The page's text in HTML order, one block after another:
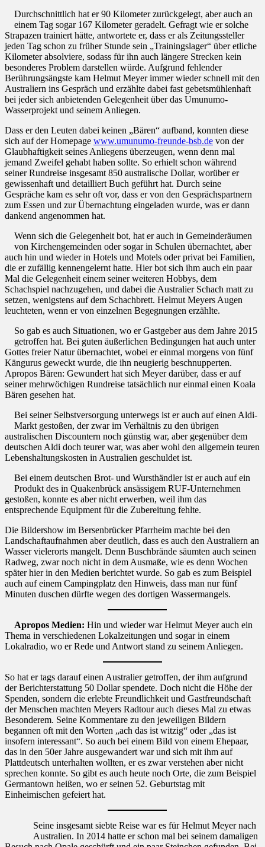
Durchschnittlich hat er 90 Kilometer zurückgelegt, aber auch an
einem Tag sogar 167 Kilometer geradelt. Gefragt wie er solche
Strapazen trainiert hätte, antwortete er, dass er als Zeitungssteller
jeden Tag schon zu früher Stunde sein „Trainingslager“ über etliche
Kilometer absolviere, sodass für ihn auch längere Strecken kein
besonderes Problem darstellen würde. Aufgrund fehlender
Berührungsängste kam Helmut Meyer immer wieder schnell mit den
Australiern ins Gespräch und erzählte dabei fast gebetsmühlenhaft
bei jeder sich anbietenden Gelegenheit über das Umunumo-
Wasserprojekt und seinem Anliegen.
Dass er den Leuten dabei keinen „Bären“ aufband, konnten diese
sich auf der Homepage www.umunumo-freunde-bsb.de von der
Glaubhaftigkeit seines Anliegens überzeugen, wenn denn mal
jemand Zweifel gehabt haben sollte. So erhielt schon während
seiner Rundreise insgesamt 850 australische Dollar, worüber er
gewissenhaft und detailliert Buch geführt hat. Durch seine
Gespräche kam es sehr oft vor, dass er von den Gesprächspartnern
zum Essen und zur Übernachtung eingeladen wurde, was er dann
dankend angenommen hat.
Wenn sich die Gelegenheit bot, hat er auch in Gemeinderäumen
von Kirchengemeinden oder sogar in Schulen übernachtet, aber
auch hin und wieder in Hotels und Motels oder privat bei Familien,
die er zufällig kennengelernt hatte. Hier bot sich ihm auch ein paar
Mal die Gelegenheit einem seiner weiteren Hobbys, dem
Schachspiel nachzugehen, und dabei die Australier Schach matt zu
setzen, wenigstens auf dem Schachbrett. Helmut Meyers Augen
leuchteten, wenn er von einzelnen Begegnungen erzählte.
So gab es auch Situationen, wo er Gastgeber aus dem Jahre 2015
getroffen hat. Bei guten äußerlichen Bedingungen hat auch unter
Gottes freier Natur übernachtet, wobei er einmal morgens von fünf
Kängurus geweckt wurde, die ihn neugierig beschnupperten.
Apropos Bären: Gewundert hat sich Meyer darüber, dass er auf
seiner mehrwöchigen Rundreise tatsächlich nur einmal einen Koala
Bären gesehen hat.
Bei seiner Selbstversorgung unterwegs ist er auch auf einen Aldi-
Markt gestoßen, der zwar im Verhältnis zu den übrigen
australischen Discountern noch günstig war, aber gegenüber dem
deutschen Aldi doch teurer war, was aber wohl den allgemein teuren
Lebenshaltungskosten in Australien geschuldet ist.
Bei einem deutschen Brot- und Wursthändler ist er auch auf ein
Produkt des in Quakenbrück ansässigem RUF-Unternehmen
gestoßen, konnte es aber nicht erwerben, weil ihm das
entsprechende Equipment für die Zubereitung fehlte.
Die Bildershow im Bersenbrücker Pfarrheim machte bei den
Landschaftaufnahmen aber deutlich, dass es auch den Australiern an
Wasser vielerorts mangelt. Denn Buschbrände säumten auch seinen
Radweg, zwar noch nicht in dem Ausmaße, wie es denn Wochen
später hier in den Medien berichtet wurde. So gab es zum Beispiel
auch auf einem Campingplatz den Hinweis, dass man nur fünf
Minuten duschen dürfte wegen des dortigen Wassermangels.
Apropos Medien: Hin und wieder war Helmut Meyer auch ein
Thema in verschiedenen Lokalzeitungen und sogar in einem
Lokalradio, wo er Rede und Antwort stand zu seinem Anliegen.
So hat er tags darauf einen Australier getroffen, der ihm aufgrund
der Berichterstattung 50 Dollar spendete. Doch nicht die Höhe der
Spenden, sondern die erlebte Freundlichkeit und Gastfreundschaft
der Menschen machten Meyers Radtour auch dieses Mal zu etwas
Besonderem. Seine Kommentare zu den jeweiligen Bildern
begannen oft mit den Worten „ach das ist witzig“ oder „das ist
insofern interessant“. So auch bei einem Bild von einem Ehepaar,
das in den 50er Jahre ausgewandert war und sich mit ihm auf
Plattdeutsch unterhalten wollten, er es zwar verstehen aber nicht
sprechen konnte. So gibt es auch heute noch Orte, die zum Beispiel
Germantown heißen, wo er seinen 52. Geburtstag mit
Einheimischen gefeiert hat.
Seine insgesamt siebte Reise war es für Helmut Meyer nach
Australien. In 2014 hatte er schon mal bei seinem damaligen